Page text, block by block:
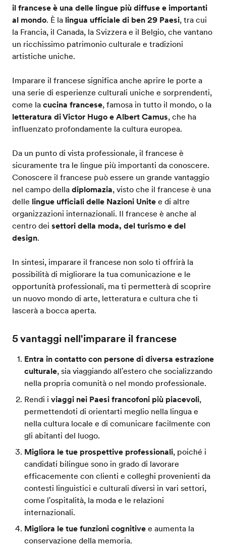
il francese è una delle lingue più diffuse e importanti
al mondo. È la lingua ufficiale di ben 29 Paesi, tra cui
la Francia, il Canada, la Svizzera e il Belgio, che vantano
un ricchissimo patrimonio culturale e tradizioni
artistiche uniche.
Imparare il francese significa anche aprire le porte a
una serie di esperienze culturali uniche e sorprendenti,
come lacucina francese, famosa in tutto il mondo, o la
letteratura di Victor Hugo e Albert Camus, che ha
influenzato profondamente la cultura europea.
Da un punto di vista professionale, il francese è
sicuramente tra le lingue più importanti da conoscere.
Conoscere il francese può essere un grande vantaggio
nel campo delladiplomazia, visto che il francese è una
delle lingue ufficiali delle Nazioni Unitee di altre
organizzazioni internazionali. Il francese è anche al
centro dei settori della moda, del turismo e del
design.
In sintesi, imparare il francese non solo ti offrirà la
possibilità di migliorare la tua comunicazione e le
opportunità professionali, ma ti permetterà di scoprire
un nuovo mondo di arte, letteratura e cultura che ti
lascerà a bocca aperta.
5 vantaggi nell'imparare il francese
Entra in contatto con persone di diversa estrazione
culturale, sia viaggiando all'estero che socializzando
nella propria comunità o nel mondo professionale.
Rendi i viaggi nei Paesi francofoni più piacevoli,
permettendoti di orientarti meglio nella lingua e
nella cultura locale e di comunicare facilmente con
gli abitanti del luogo.
Migliora le tue prospettive professionali, poiché i
candidati bilingue sono in grado di lavorare
efficacemente con clienti e colleghi provenienti da
contesti linguistici e culturali diversi in vari settori,
come l'ospitalità, la moda e le relazioni
internazionali.
Migliora le tue funzioni cognitivee aumenta la
conservazione della memoria.